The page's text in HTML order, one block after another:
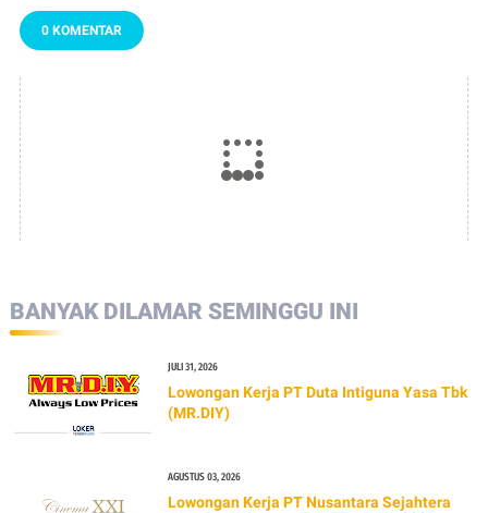
0 KOMENTAR
BANYAK DILAMAR SEMINGGU INI
JULI 31, 2026
Lowongan Kerja PT Duta Intiguna Yasa Tbk
(MR.DIY)
AGUSTUS 03, 2026
Lowongan Kerja PT Nusantara Sejahtera